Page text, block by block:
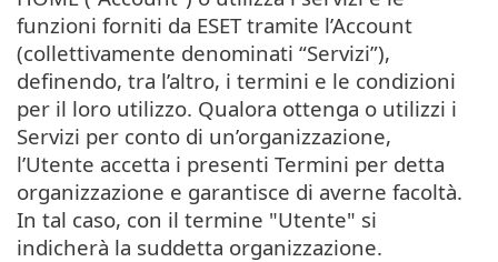
funzioni forniti da ESET tramite l’Account
(collettivamente denominati “Servizi”),
definendo, tra l’altro, i termini e le condizioni
per il loro utilizzo. Qualora ottenga o utilizzi i
Servizi per conto di un’organizzazione,
l’Utente accetta i presenti Termini per detta
organizzazione e garantisce di averne facoltà.
In tal caso, con il termine "Utente" si
indicherà la suddetta organizzazione.